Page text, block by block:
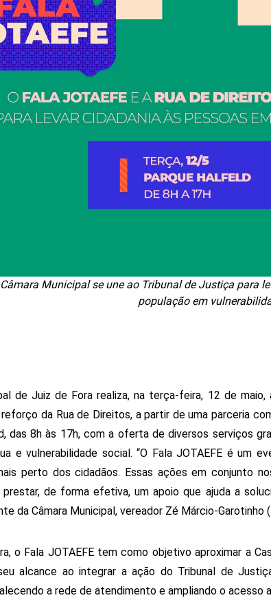
Municipal se une ao Tribunal de Justiça para
população em
de Juiz de Fora realiza, na terça-feira, 12 de
da Rua de Direitos, a partir de uma parceria
das 8h às 17h, com a oferta de diversos serviços
e vulnerabilidade social. “O Fala JOTAEFE é um
perto dos cidadãos. Essas ações em conjunto
de forma efetiva, um apoio que ajuda a
da Câmara Municipal, vereador Zé Márcio-Garotinho
o Fala JOTAEFE tem como objetivo aproximar a
alcance ao integrar a ação do Tribunal de
a rede de atendimento e ampliando o acesso